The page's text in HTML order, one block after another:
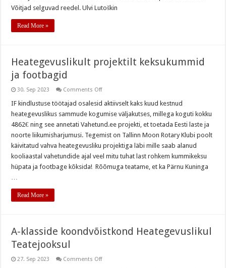
Võitjad selguvad reedel. Ulvi Lutoškin
Read More »
Heategevuslikult projektilt keksukummid
ja footbagid
30. Sep 2023 Comments Offon
projektilt
ja
footbagid
IF kindlustuse töötajad osalesid aktiivselt kaks kuud kestnud
heategevuslikus sammude kogumise väljakutses, millega koguti kokku
4862€ ning see annetati Vahetund.ee projekti, et toetada Eesti laste ja
noorte liikumisharjumusi. Tegemist on Tallinn Moon Rotary Klubi poolt
käivitatud vahva heategevusliku projektiga läbi mille saab alanud
kooliaastal vahetundide ajal veel mitu tuhat last rohkem kummikeksu
hüpata ja footbage kõksida! Rõõmuga teatame, et ka Pärnu Kuninga
…
Read More »
A-klasside koondvõistkond Heategevuslikul
Teatejooksul
27. Sep 2023 Comments Offon